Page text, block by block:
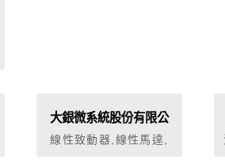
大銀微系統股份有限公
司
線性致動器,線性馬達,